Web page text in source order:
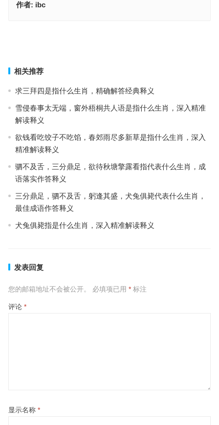
作者: ibc
相关推荐
求三拜四是指什么生肖，精确解答经典释义
雪侵春事太无端，窗外梧桐共人语是指什么生肖，深入精准
解读释义
欲钱看吃饺子不吃馅，春郊雨尽多新草是指什么生肖，深入
精准解读释义
驷不及舌，三分鼎足，欲待秋塘擎露看指代表什么生肖，成
语落实作答释义
三分鼎足，驷不及舌，躬逢其盛，犬兔俱毙代表什么生肖，
最佳成语作答释义
犬兔俱毙指是什么生肖，深入精准解读释义
发表回复
您的邮箱地址不会被公开。 必填项已用 *标注
评论 *
显示名称 *